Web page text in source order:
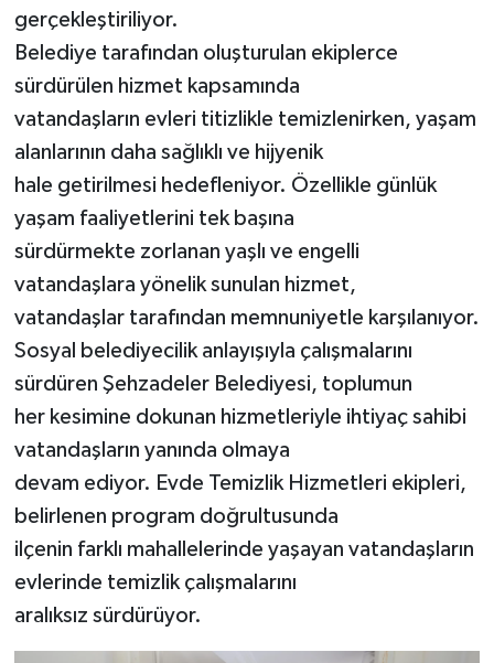
gerçekleştiriliyor.
Belediye tarafından oluşturulan ekiplerce
sürdürülen hizmet kapsamında
vatandaşların evleri titizlikle temizlenirken, yaşam
alanlarının daha sağlıklı ve hijyenik
hale getirilmesi hedefleniyor. Özellikle günlük
yaşam faaliyetlerini tek başına
sürdürmekte zorlanan yaşlı ve engelli
vatandaşlara yönelik sunulan hizmet,
vatandaşlar tarafından memnuniyetle karşılanıyor.
Sosyal belediyecilik anlayışıyla çalışmalarını
sürdüren Şehzadeler Belediyesi, toplumun
her kesimine dokunan hizmetleriyle ihtiyaç sahibi
vatandaşların yanında olmaya
devam ediyor. Evde Temizlik Hizmetleri ekipleri,
belirlenen program doğrultusunda
ilçenin farklı mahallelerinde yaşayan vatandaşların
evlerinde temizlik çalışmalarını
aralıksız sürdürüyor.